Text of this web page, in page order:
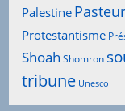
Palestine Pasteur
Protestantisme
Shoah Shomron
tribune Unesco